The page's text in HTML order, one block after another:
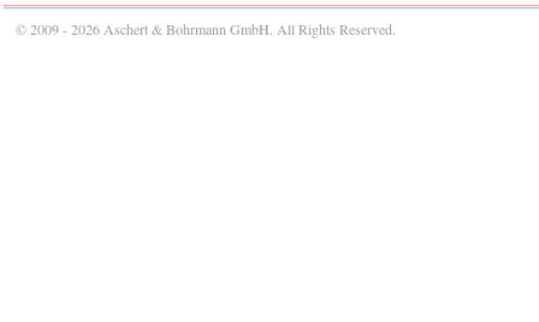
© 2009 - 2026 Aschert & Bohrmann GmbH. All Rights Reserved.